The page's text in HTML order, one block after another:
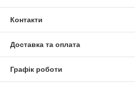
Контакти
Доставка та оплата
Графік роботи